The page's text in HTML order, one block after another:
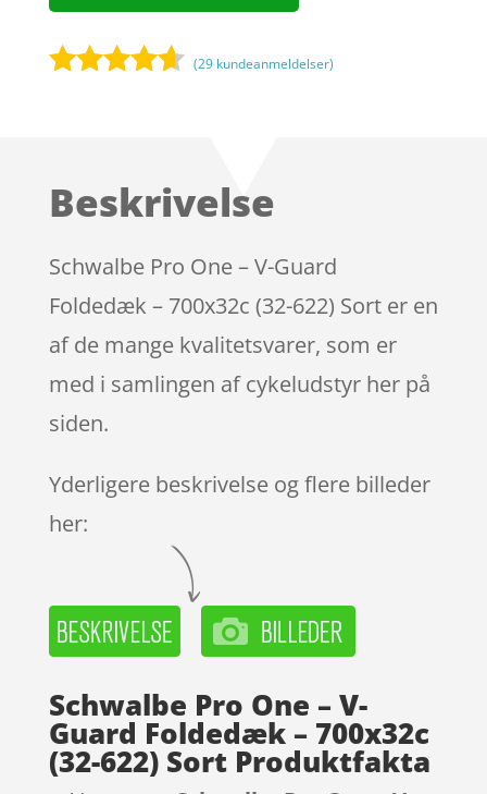
på
mmelser
(29 kundeanmeldelser)
Beskrivelse
Schwalbe Pro One – V-Guard
Foldedæk – 700x32c (32-622) Sort er en
af de mange kvalitetsvarer, som er
med i samlingen af cykeludstyr her på
siden.
Yderligere beskrivelse og flere billeder
her:
Schwalbe Pro One – V-
Guard Foldedæk – 700x32c
(32-622) Sort Produktfakta